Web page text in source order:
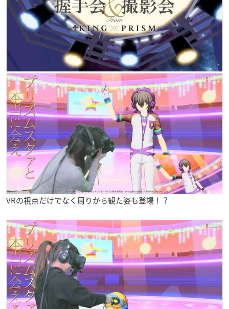
VRの視点だけでなく周りから観た姿も登場！？